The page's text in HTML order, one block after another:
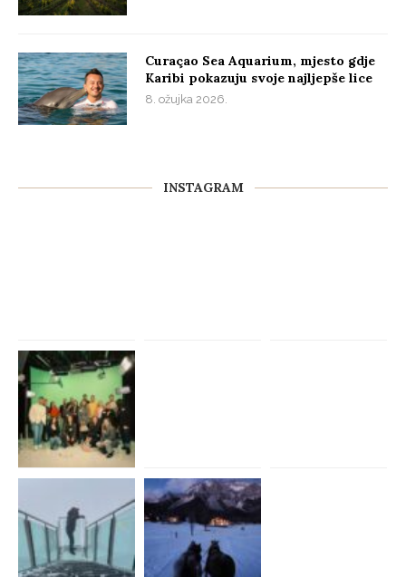
Curaçao Sea Aquarium, mjesto gdje
Karibi pokazuju svoje najljepše lice
8. ožujka 2026.
INSTAGRAM